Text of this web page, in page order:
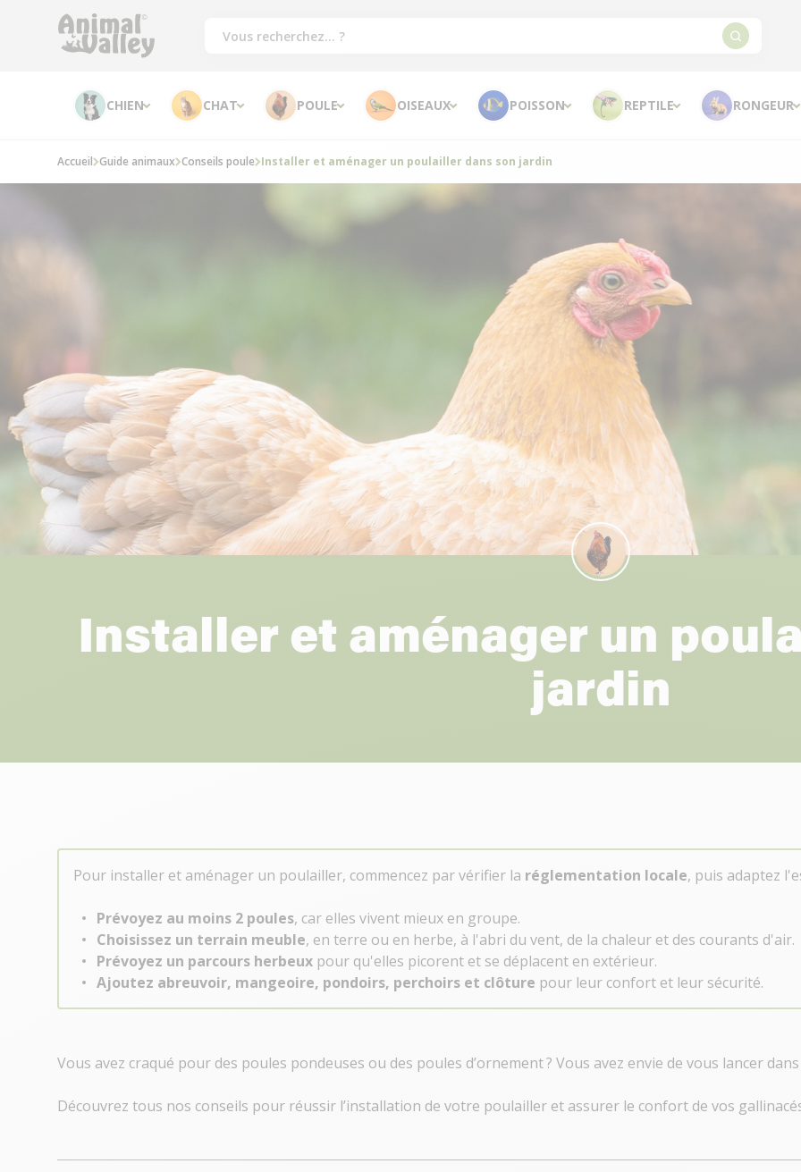
CHIEN CHAT POULE OISEAUX POISSON REPTILE RONGEUR
Accueil Guide animaux Conseils poule Installer et aménager un poulailler dans son jardin
Installer et aménager un
jardin
Pour installer et aménager un poulailler, commencez par vérifier la réglementation locale, puis adaptez
Prévoyez au moins 2 poules, car elles vivent mieux en groupe.
Choisissez un terrain meuble, en terre ou en herbe, à l'abri du vent, de la chaleur et des courants d'air.
Prévoyez un parcours herbeux pour qu'elles picorent et se déplacent en extérieur.
Ajoutez abreuvoir, mangeoire, pondoirs, perchoirs et clôture pour leur confort et leur sécurité.
Vous avez craqué pour des poules pondeuses ou des poules d’ornement ? Vous avez envie de vous lancer
Découvrez tous nos conseils pour réussir l’installation de votre poulailler et assurer le confort de vos